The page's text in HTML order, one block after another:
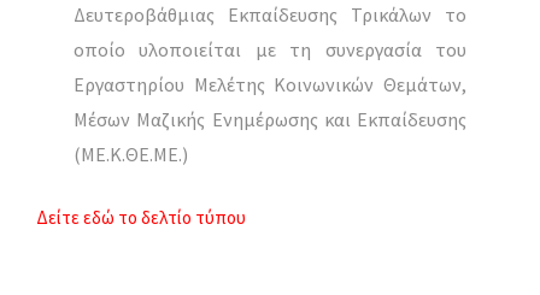
Δευτεροβάθμιας Εκπαίδευσης Τρικάλων το
οποίο υλοποιείται με τη συνεργασία του
Εργαστηρίου Μελέτης Κοινωνικών Θεμάτων,
Μέσων Μαζικής Ενημέρωσης και Εκπαίδευσης
(ΜΕ.Κ.ΘΕ.ΜΕ.)
Δείτε εδώ το δελτίο τύπου